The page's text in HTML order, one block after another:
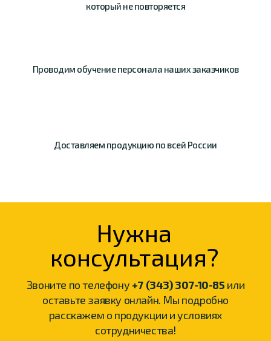
который не повторяется
Проводим обучениеперсонала нашихзаказчиков
Доставляем продукцию по всей России
Нужна
консультация?
Звоните по телефону +7 (343) 307-10-85 или
оставьте заявку онлайн. Мы подробно
расскажем о продукции и условиях
сотрудничества!